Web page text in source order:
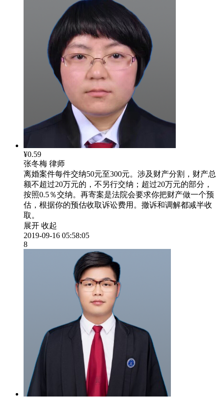
¥0.59
张冬梅 律师
离婚案件每件交纳50元至300元。涉及财产分割，财产总
额不超过20万元的，不另行交纳；超过20万元的部分，
按照0.5％交纳。再寄案是法院会要求你把财产做一个预
估，根据你的预估收取诉讼费用。撤诉和调解都减半收
取。
展开 收起
2019-09-16 05:58:05
8